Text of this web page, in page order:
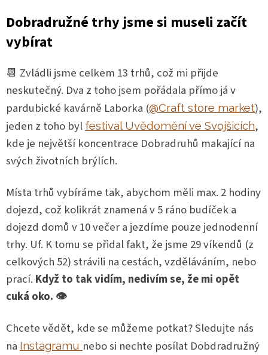
Dobradružné trhy jsme si museli začít
vybírat
📆 Zvládli jsme celkem 13 trhů, což mi přijde
neskutečný. Dva z toho jsem pořádala přímo já v
pardubické kavárně Laborka (@Craft store market),
jeden z toho byl festival Uvědomění ve Svojšicích,
kde je největší koncentrace Dobradruhů makající na
svých životních brýlích.
Místa trhů vybíráme tak, abychom měli max. 2 hodiny
dojezd, což kolikrát znamená v 5 ráno budíček a
dojezd domů v 10 večer a jezdíme pouze jednodenní
trhy. Uf. K tomu se přidal fakt, že jsme 29 víkendů (z
celkových 52) strávili na cestách, vzděláváním, nebo
prací. Když to tak vidím, nedivím se, že mi opět
cuká oko. 👁️
Chcete vědět, kde se můžeme potkat? Sledujte nás
na Instagramu nebo si nechte posílat Dobdradružný